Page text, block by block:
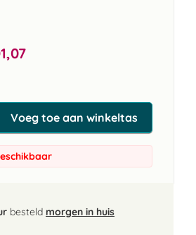
Voeg toe aan winkeltas
besteld morgen in huis